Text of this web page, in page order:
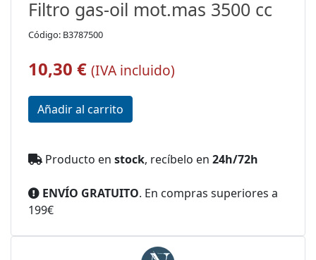
Filtro gas-oil mot.mas 3500 cc
Código: B3787500
10,30 € (IVA incluido)
Producto en stock, recíbelo en 24h/72h
ENVÍO GRATUITO. En compras superiores a
199€